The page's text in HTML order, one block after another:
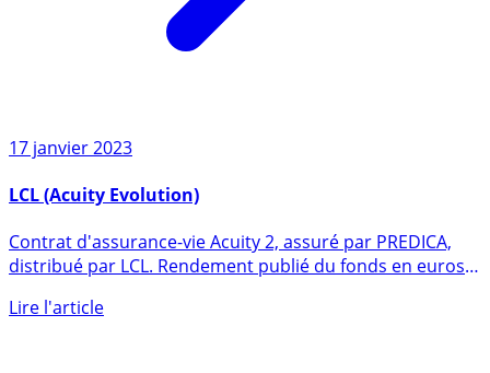
17 janvier 2023
LCL (Acuity Evolution)
distribué par LCL. Rendement publié du fonds en euros